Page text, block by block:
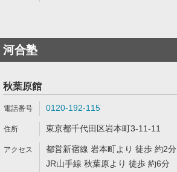
河合塾
秋葉原館
0120-192-115
東京都千代田区岩本町3-11-11
都営新宿線 岩本町より 徒歩 約2分
JR山手線 秋葉原より 徒歩 約6分